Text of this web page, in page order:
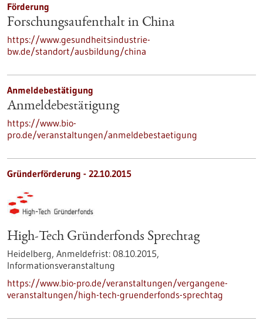
Förderung
Forschungsaufenthalt in China
https://www.gesundheitsindustrie-
bw.de/standort/ausbildung/china
Anmeldebestätigung
Anmeldebestätigung
https://www.bio-
pro.de/veranstaltungen/anmeldebestaetigung
Gründerförderung - 22.10.2015
High-Tech Gründerfonds Sprechtag
Heidelberg, Anmeldefrist: 08.10.2015,
Informationsveranstaltung
https://www.bio-pro.de/veranstaltungen/vergangene-
veranstaltungen/high-tech-gruenderfonds-sprechtag